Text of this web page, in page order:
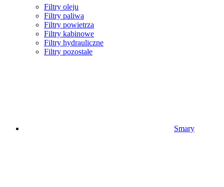
Filtry oleju
Filtry paliwa
Filtry powietrza
Filtry kabinowe
Filtry hydrauliczne
Filtry pozostałe
Smary